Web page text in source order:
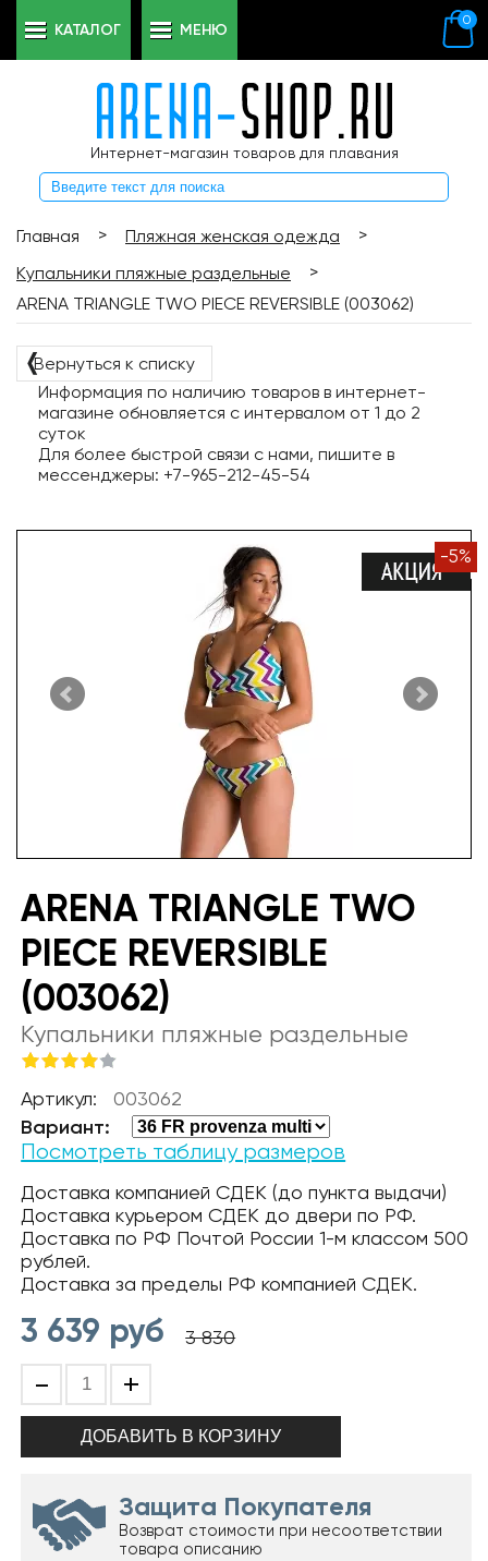
Интернет-магазин товаров для плавания
0
КАТАЛОГ МЕНЮ
Главная > Пляжная женская одежда
>
Купальники пляжные раздельные
>
ARENA TRIANGLE TWO PIECE REVERSIBLE (003062)
❬Вернуться к списку
Информация по наличию товаров в интернет-
магазине обновляется с интервалом от 1 до 2
суток
Для более быстрой связи с нами, пишите в
мессенджеры: +7-965-212-45-54
-5%
ARENA TRIANGLE TWO
PIECE REVERSIBLE
(003062)
Купальники пляжные раздельные
Артикул: 003062
Вариант:
Посмотреть таблицу размеров
Доставка компанией СДЕК (до пункта выдачи)
Доставка курьером СДЕК до двери по РФ.
Доставка по РФ Почтой России 1-м классом 500
рублей.
Доставка за пределы РФ компанией СДЕК.
3 639 руб 3 830
- +
Защита Покупателя
Возврат стоимости при несоответствии
товара описанию